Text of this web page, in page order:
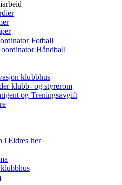
Fotball
Håndball
klubbhus
klubb- og styrerom
og Treningsavgift
i Eldres her